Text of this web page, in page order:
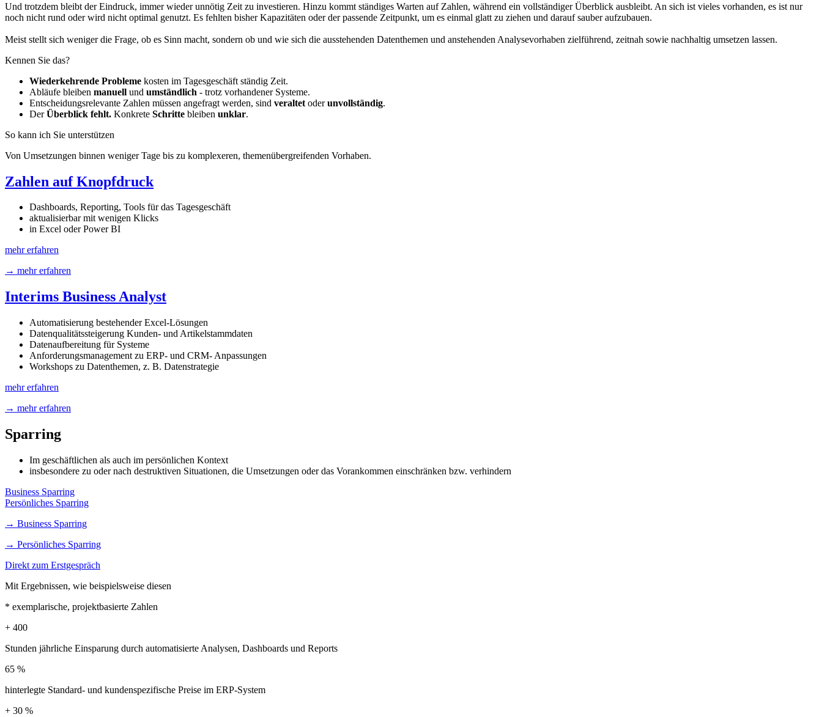
Und trotzdem bleibt der Eindruck, immer wieder unnötig Zeit zu investieren. Hinzu kommt ständiges Warten auf Zahlen, während ein vollständiger Überblick ausbleibt. An sich ist vieles vorhanden, es ist nur
noch nicht rund oder wird nicht optimal genutzt. Es fehlten bisher Kapazitäten oder der passende Zeitpunkt, um es einmal glatt zu ziehen und darauf sauber aufzubauen.
Meist stellt sich weniger die Frage, ob es Sinn macht, sondern ob und wie sich die ausstehenden Datenthemen und anstehenden Analysevorhaben zielführend, zeitnah sowie nachhaltig umsetzen lassen.
Kennen Sie das?
Wiederkehrende Probleme kosten im Tagesgeschäft ständig Zeit.
Abläufe bleiben manuell und umständlich - trotz vorhandener Systeme.
Entscheidungsrelevante Zahlen müssen angefragt werden, sind veraltet oderunvollständig.
DerÜberblick fehlt. Konkrete Schritte bleiben unklar.
So kann ich Sie unterstützen
Von Umsetzungen binnen weniger Tage bis zu komplexeren, themenübergreifenden Vorhaben.
Zahlen auf Knopfdruck
Dashboards, Reporting, Tools für das Tagesgeschäft
aktualisierbar mit wenigen Klicks
in Excel oder Power BI
mehr erfahren
→ mehr erfahren
Interims Business Analyst
Automatisierung bestehender Excel-Lösungen
Datenqualitätssteigerung Kunden- und Artikelstammdaten
Datenaufbereitung für Systeme
Anforderungsmanagement zu ERP- und CRM- Anpassungen
Workshops zu Datenthemen, z. B. Datenstrategie
mehr erfahren
→ mehr erfahren
Sparring
Im geschäftlichen als auch im persönlichen Kontext
insbesondere zu oder nach destruktiven Situationen, die Umsetzungen oder das Vorankommen einschränken bzw. verhindern
Business Sparring
Persönliches Sparring
→ Business Sparring
→ Persönliches Sparring
Direkt zum Erstgespräch
Mit Ergebnissen, wie beispielsweise diesen
* exemplarische, projektbasierte Zahlen
+ 400
Stunden jährliche Einsparung durch automatisierte Analysen, Dashboards und Reports
65 %
hinterlegte Standard- und kundenspezifische Preise im ERP-System
+ 30 %